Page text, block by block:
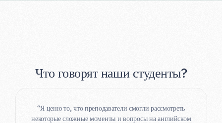
Что говорят наши студенты?
“Я ценю то, что преподаватели смогли рассмотреть
некоторые сложные моменты и вопросы на английском